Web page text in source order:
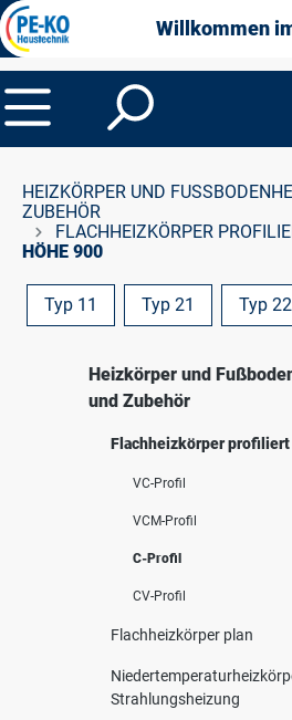
springen Willkommen
HEIZKÖRPER UND
UBEHÖR
FLACHHEIZKÖRPER
HÖHE 900
Typ 11 Typ 21 Typ 22
Heizkörper und
und Zubehör
Flachheizkörper profiliert
VC-Profil
VCM-Profil
C-Profil
CV-Profil
Flachheizkörper plan
Strahlungsheizung